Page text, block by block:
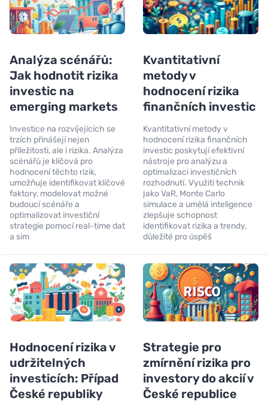
Analýza scénářů:
Jak hodnotit rizika
investic na
emerging markets
Investice na rozvíjejících se
trzích přinášejí nejen
příležitosti, ale i rizika. Analýza
scénářů je klíčová pro
hodnocení těchto rizik,
umožňuje identifikovat klíčové
faktory, modelovat možné
budoucí scénáře a
optimalizovat investiční
strategie pomocí real-time dat
a sim
Kvantitativní
metody v
hodnocení rizika
finančních investic
Kvantitativní metody v
hodnocení rizika finančních
investic poskytují efektivní
nástroje pro analýzu a
optimalizaci investičních
rozhodnutí. Využití technik
jako VaR, Monte Carlo
simulace a umělá inteligence
zlepšuje schopnost
identifikovat rizika a trendy,
důležité pro úspěš
Hodnocení rizika v
udržitelných
investicích: Případ
České republiky
Strategie pro
zmírnění rizika pro
investory do akcií v
České republice